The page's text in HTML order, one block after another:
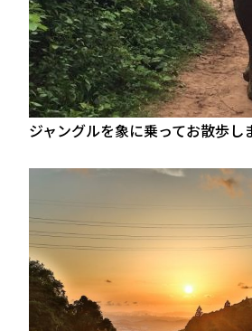
ジャングルを象に乗ってお散歩し